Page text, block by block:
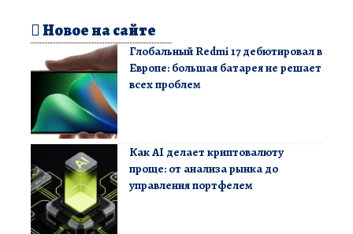
Новое на сайте
Глобальный Redmi 17 дебютировал в
Европе: большая батарея не решает
всех проблем
Как AI делает криптовалюту
проще: от анализа рынка до
управления портфелем